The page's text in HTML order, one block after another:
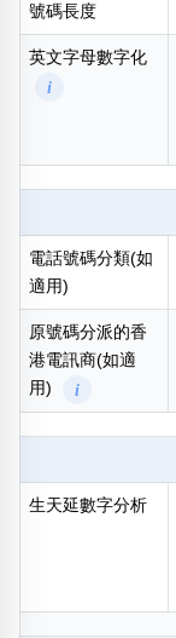
幸運號分類
幸運分類
基本分類
位置分類
包含數字
次數分類
號碼長度
英文字母數字化
i
電話號碼分類(如
適用)
原號碼分派的香
港電訊商(如適
用)
i
生天延數字分析